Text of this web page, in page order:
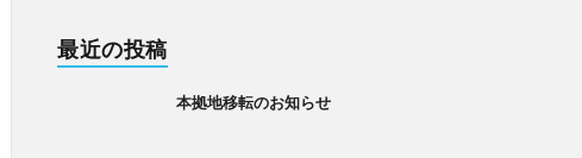
最近の投稿
本拠地移転のお知らせ